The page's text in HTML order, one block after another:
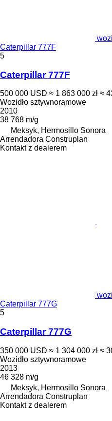
Caterpillar 777F
5
Caterpillar 777F
500 000 USD ≈ 1 863 000 zł ≈
Wozidło sztywnoramowe
2010
38 768 m/g
Meksyk, Hermosillo Sonora
Arrendadora Construplan
Kontakt z dealerem
Caterpillar 777G
5
Caterpillar 777G
350 000 USD ≈ 1 304 000 zł ≈
Wozidło sztywnoramowe
2013
46 328 m/g
Meksyk, Hermosillo Sonora
Arrendadora Construplan
Kontakt z dealerem